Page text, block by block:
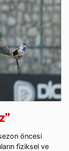
öncesi
fiziksel ve